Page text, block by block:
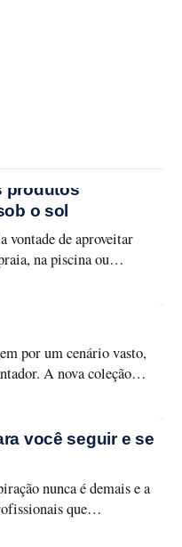
produtos
o sol
vontade de aproveitar
na piscina ou
a temporada sem
preparado.
por um cenário vasto,
A nova coleção
toda a sua forma leve e
você seguir e se
nunca é demais e a
que
aplicabilidade e